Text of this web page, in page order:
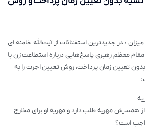
: در جدیدترین استفتائات از آیت‌الله خامنه ای
مقام معظم رهبری پاسخ‌هایی درباره استطاعت زن با
تعیین زمان پرداخت، روش تعیین اجرت را به
که از همسرش مهریه طلب دارد و مهریه او برای مخارج
است؟